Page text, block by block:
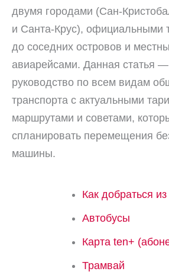
двумя городами (Сан-
и Санта-Крус), официальными
до соседних островов и
авиарейсами. Данная статья —
руководство по всем видам
транспорта с актуальными
маршрутами и советами,
спланировать перемещения
машины.
Как добраться
Автобусы
Карта ten+
Трамвай